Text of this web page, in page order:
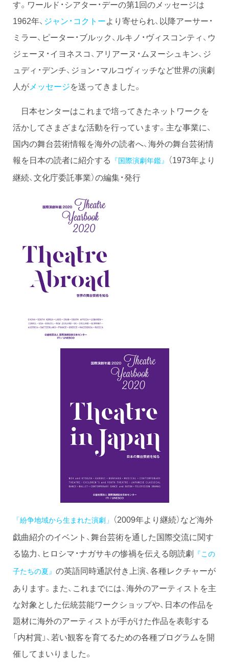
す。ワールド・シアター・デーの第1回のメッセージは
1962年、 ジャン・コクトーより寄せられ、以降アーサー・
ミラー、ピーター・ブルック、ルキノ・ヴィスコンティ、ウ
ジェーヌ・イヨネスコ、アリアーヌ・ムヌーシュキン、ジ
ュディ・デンチ、ジョン・マルコヴィッチなど世界の演劇
人がメッセージを送ってきました。
日本センターはこれまで培ってきたネットワークを
活かしてさまざまな活動を行っています。主な事業に、
国内の舞台芸術情報を海外の読者へ、海外の舞台芸術情
報を日本の読者に紹介する
『国際演劇年鑑』
（1973年より
継続、文化庁委託事業）の編集・発行
「紛争地域から生まれた演劇」
（2009年より継続）など海外
戯曲紹介のイベント、舞台芸術を通した国際交流に関す
る協力、ヒロシマ・ナガサキの惨禍を伝える朗読劇 『この
子たちの夏』 の英語同時通訳付き上演、各種レクチャーが
あります。また、これまでには、海外のアーティストを主
な対象とした伝統芸能ワークショップや、日本の作品を
題材に海外のアーティストが手がけた作品を表彰する
「内村賞」、若い観客を育てるための各種プログラムを開
催してまいりました。